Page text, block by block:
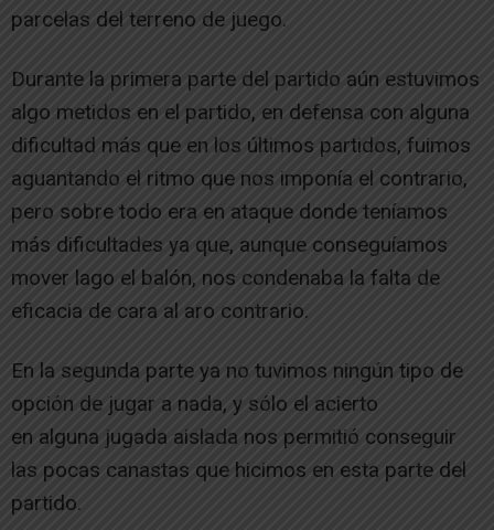
parcelas del terreno de juego.
Durante la primera parte del partido aún estuvimos
algo metidos en el partido, en defensa con alguna
dificultad más que en los últimos partidos, fuimos
aguantando el ritmo que nos imponía el contrario,
pero sobre todo era en ataque donde teníamos
más dificultades ya que, aunque conseguíamos
mover lago el balón, nos condenaba la falta de
eficacia de cara al aro contrario.
En la segunda parte ya no tuvimos ningún tipo de
opción de jugar a nada, y sólo el acierto
en alguna jugada aislada nos permitió conseguir
las pocas canastas que hicimos en esta parte del
partido.